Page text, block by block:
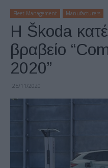
Fleet Management Manufacturers
Η Škoda
βραβείο
2020”
25/11/2020